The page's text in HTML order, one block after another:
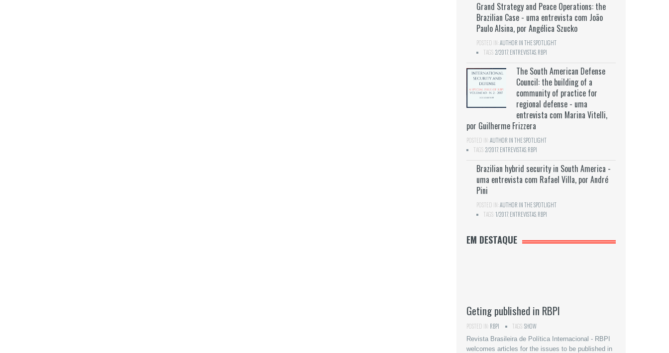
Grand Strategy and Peace Operations: the
Brazilian Case - uma entrevista com João
Paulo Alsina, por Angélica Szucko
POSTED IN:AUTHOR IN THE SPOTLIGHT
TAGS:2/2017 ENTREVISTAS RBPI
The South American Defense
Council: the building of a
community of practice for
regional defense - uma
entrevista com Marina Vitelli,
por Guilherme Frizzera
POSTED IN:AUTHOR IN THE SPOTLIGHT
TAGS:2/2017 ENTREVISTAS RBPI
Brazilian hybrid security in South America -
uma entrevista com Rafael Villa, por André
Pini
POSTED IN:AUTHOR IN THE SPOTLIGHT
TAGS:1/2017 ENTREVISTAS RBPI
EM DESTAQUE
Geting published in RBPI
POSTED IN:RBPI TAGS:SHOW
Revista Brasileira de Política Internacional - RBPI
welcomes articles for the issues to be published in